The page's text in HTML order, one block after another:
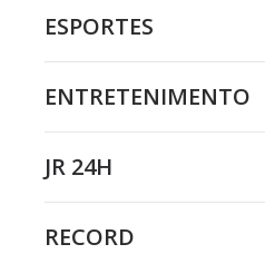
ESPORTES
ENTRETENIMENTO
JR 24H
RECORD